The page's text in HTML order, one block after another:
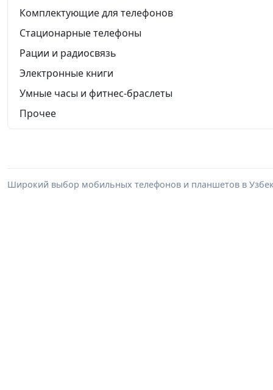
Комплектующие для телефонов
Стационарные телефоны
Рации и радиосвязь
Электронные книги
Умные часы и фитнес-браслеты
Прочее
Широкий выбор мобильных телефонов и планшетов в